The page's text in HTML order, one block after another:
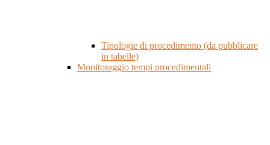
Tipologie di procedimento (da pubblicare
in tabelle)
Monitoraggio tempi procedimentali